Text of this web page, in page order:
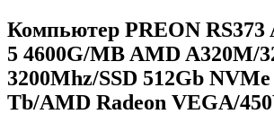
Компьютер PREON RS373
5 4600G/MB AMD A320M/
3200Mhz/SSD 512Gb
Tb/AMD Radeon VEGA/